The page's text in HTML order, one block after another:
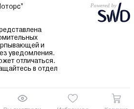
и
уведомления.
отличаться.
в отдел